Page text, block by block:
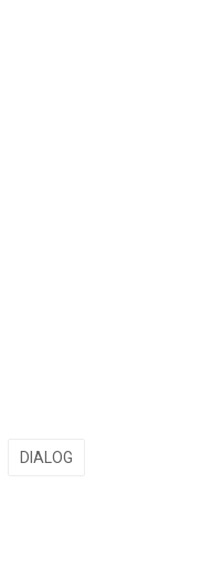
DIALOG